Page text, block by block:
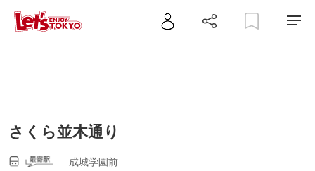
さくら並木通り
成城学園前